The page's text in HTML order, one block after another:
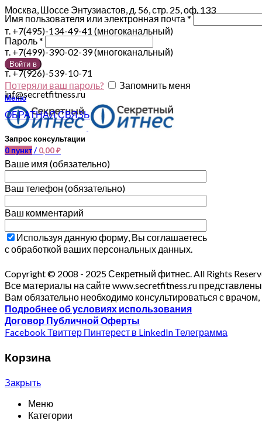
Имя пользователя или электронная почта *
Пароль*
Войти в
Потеряли ваш пароль? Запомнить меня
Меню
0 пункт/ 0,00₽
Москва, Шоссе Энтузиастов, д. 56, стр. 25, оф. 133
т. +7(495)-134-49-41 (многоканальный)
т. +7(499)-390-02-39 (многоканальный)
т. +7(926)-539-10-71
inf@secretfitness.ru
ОБРАТНАЯ СВЯЗЬ
Запрос консультации
Ваше имя (обязательно)
Ваш телефон (обязательно)
Ваш комментарий
Используя данную форму, Вы соглашаетесь
с обработкой ваших персональных данных.
Copyright © 2008 - 2025 Секретный фитнес. All Rights
Все материалы на сайте www.secretfitness.ru
Вам обязательно необходимо консультироваться с
Подробнее об условиях использования
Договор Публичной Оферты
Facebook Твиттер Пинтерест в LinkedInТелеграмма
Корзина
Закрыть
Меню
Категории